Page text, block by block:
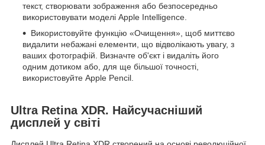
текст, створювати зображення або безпосередньо
використовувати моделі Apple Intelligence.
Використовуйте функцію «Очищення», щоб миттєво
видалити небажані елементи, що відволікають увагу, з
ваших фотографій. Визначте об'єкт і видаліть його
одним дотиком або, для ще більшої точності,
використовуйте Apple Pencil.
Ultra Retina XDR. Найсучасніший
дисплей у світі